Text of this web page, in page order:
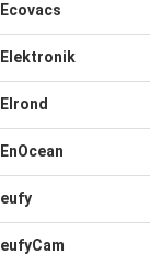
Ecovacs
Elektronik
Elrond
EnOcean
eufy
eufyCam